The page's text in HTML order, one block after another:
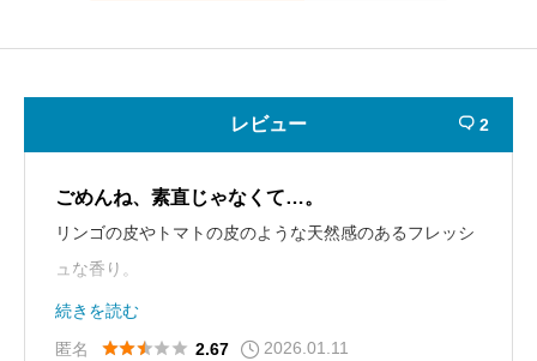
レビュー  2
ごめんね、素直じゃなくて…。
リンゴの皮やトマトの皮のような天然感のあるフレッシ
ュな香り。
かわいいパッケージカラーの割に意外とワイルド。
男性にもおすすめ。
続きを読む
匿名
 2.67 2026.01.11